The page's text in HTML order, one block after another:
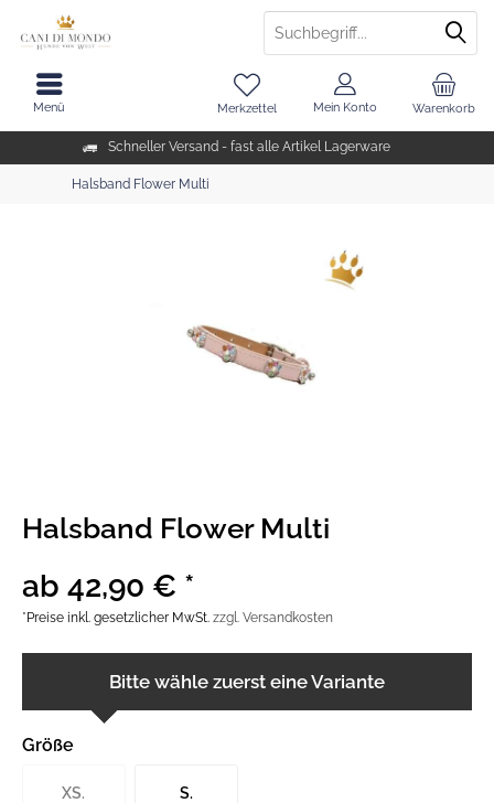
Schneller Versand - fast alle Artikel Lagerware
Warenkorb
Merkzettel Mein Konto
Menü
Halsband Flower Multi
Halsband Flower Multi
ab 42,90 € *
*Preise inkl. gesetzlicher MwSt. zzgl. Versandkosten
Bitte wähle zuerst eine Variante
Größe
XS. S.